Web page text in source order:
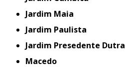
Jardim Maia
Jardim Paulista
Jardim Presedente Dutra
Macedo